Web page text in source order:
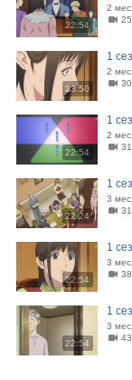
22:54
2
23:50
1
2
22:54
1
2
22:24
1
3
22:54
1
3
22:54
1
3